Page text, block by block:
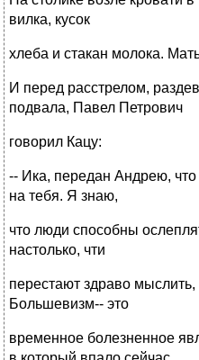
вилка, кусок
хлеба и стакан молока.
И перед расстрелом,
подвала, Павел Петрович
говорил Кацу:
-- Ика, передан Андрею,
на тебя. Я знаю,
что люди способны
настолько, чти
перестают здраво мыслить,
Большевизм-- это
временное болезненное